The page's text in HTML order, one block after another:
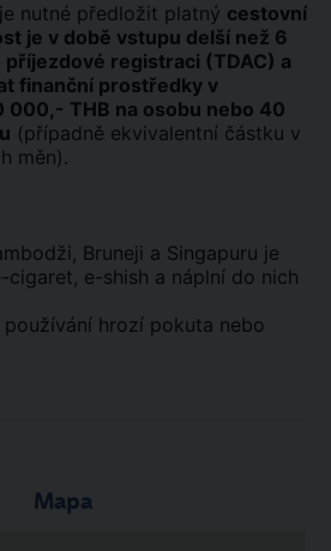
nutné předložit platný cestovní
je v době vstupu delší než 6
registraci (TDAC) a
finanční prostředky v
000,- THB na osobu nebo 40
(případně ekvivalentní částku v
měn).
Bruneji a Singapuru je
e-shish a náplní do nich
hrozí pokuta nebo
Mapa